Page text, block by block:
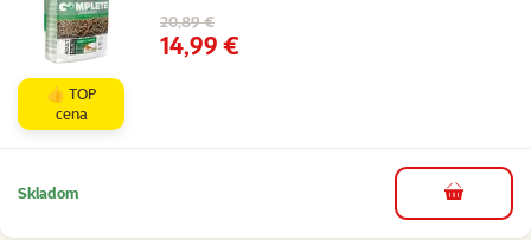
Pôvodná cena
20,89 €
Cena
14,99 €
👍 TOP
cena
Skladom do košíka